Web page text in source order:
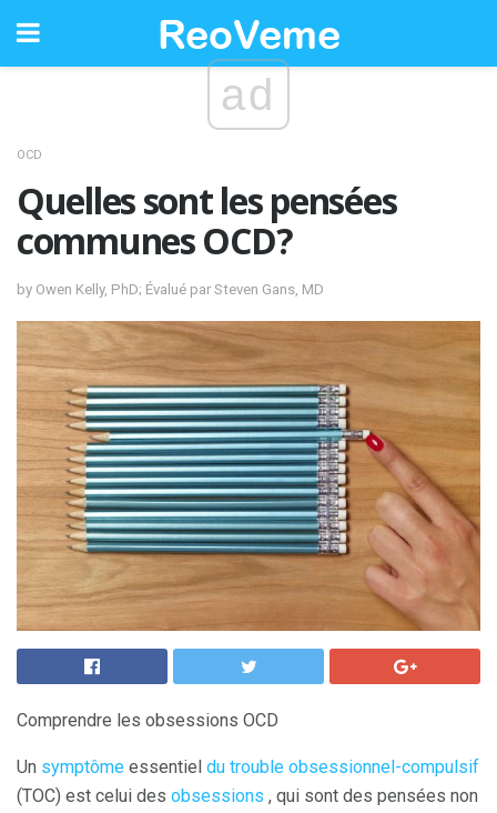
ad
OCD
Quelles sont les pensées
communes OCD?
by Owen Kelly, PhD; Évalué par Steven Gans, MD
Comprendre les obsessions OCD
Un symptôme essentiel du trouble obsessionnel-compulsif
(TOC) est celui des obsessions , qui sont des pensées non